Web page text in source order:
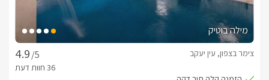
מילה בוטיק
/5
צימר בצפון, עין יעקב